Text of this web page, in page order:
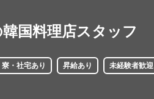
国料理店スタッフ
寮・社宅あり 昇給あり 未経験者歓迎